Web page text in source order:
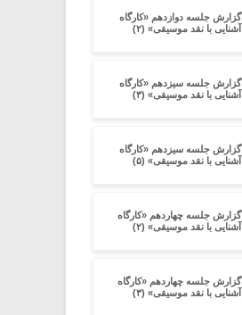
گزارش جلسه دوازدهم «کارگاه
آشنایی با نقد موسیقی» (۲)
گزارش جلسه سیزدهم «کارگاه
آشنایی با نقد موسیقی» (۳)
گزارش جلسه سیزدهم «کارگاه
آشنایی با نقد موسیقی» (۵)
گزارش جلسه چهاردهم «کارگاه
آشنایی با نقد موسیقی» (۲)
گزارش جلسه چهاردهم «کارگاه
آشنایی با نقد موسیقی» (۳)